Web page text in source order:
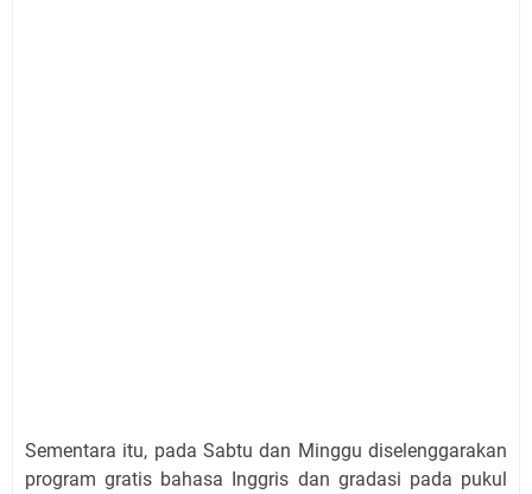
Sementara itu, pada Sabtu dan Minggu diselenggarakan
program gratis bahasa Inggris dan gradasi pada pukul